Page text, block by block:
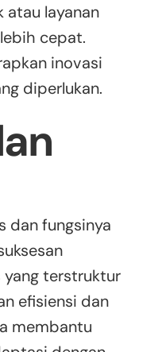
atau layanan
cepat.
inovasi
diperlukan.
dan fungsinya
yang terstruktur
efisiensi dan
membantu